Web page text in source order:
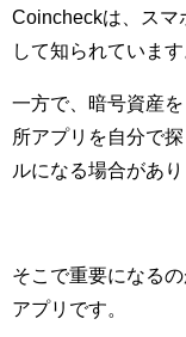
Coincheckは、スマ
して知られています
一方で、暗号資産
所アプリを自分で
ルになる場合があり
そこで重要になる
アプリです。